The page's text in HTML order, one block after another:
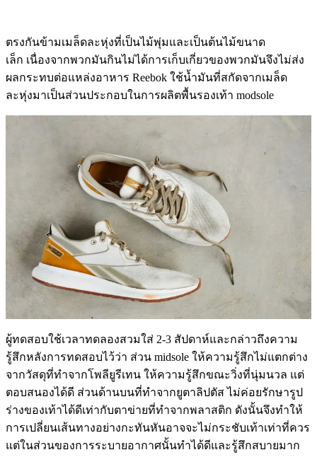
ตรงกันข้ามเมล็ดละหุ่งที่เป็นไม้พุ่มและเป็นต้นไม้ขนาด
เล็ก เนื่องจากพวกมันกินไม่ได้การเก็บเกี่ยวของพวกมันจึงไม่ส่ง
ผลกระทบต่อแหล่งอาหาร Reebok ใช้น้ำมันที่สกัดจากเมล็ด
ละหุ่งมาเป็นส่วนประกอบในการผลิตพื้นรองเท้า modsole
ผู้ทดสอบใช้เวลาทดลองสวมใส่ 2-3 สัปดาห์และกล่าวถึงความ
รู้สึกหลังการทดสอบไว้ว่า ส่วน midsole ให้ความรู้สึกไม่แตกต่าง
จากวัสดุที่ทำจากโพลียูรีเทน ให้ความรู้สึกขณะวิ่งที่นุ่มนวล แต่
ตอบสนองได้ดี ส่วนด้านบนที่ทำจากยูตาลิปตัส ไม่ค่อยรักษารูป
ร่างของเท้าได้ดีเท่ากับตาข่ายที่ทำจากพลาสติก ดังนั้นจึงทำให้
การเปลี่ยนเส้นทางอย่างกะทันหันอาจจะไม่กระชับเท้าเท่าที่ควร
แต่ในส่วนของการระบายอากาศนั้นทำได้ดีและรู้สึกสบายมาก